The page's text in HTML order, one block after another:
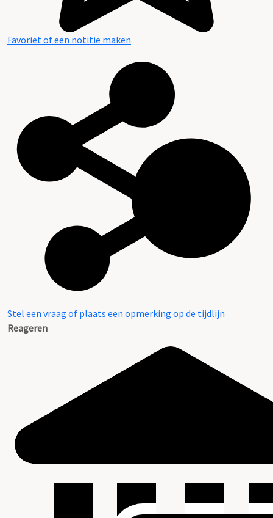
Favoriet of een notitie maken
Stel een vraag of plaats een opmerking op de tijdlijn
Reageren